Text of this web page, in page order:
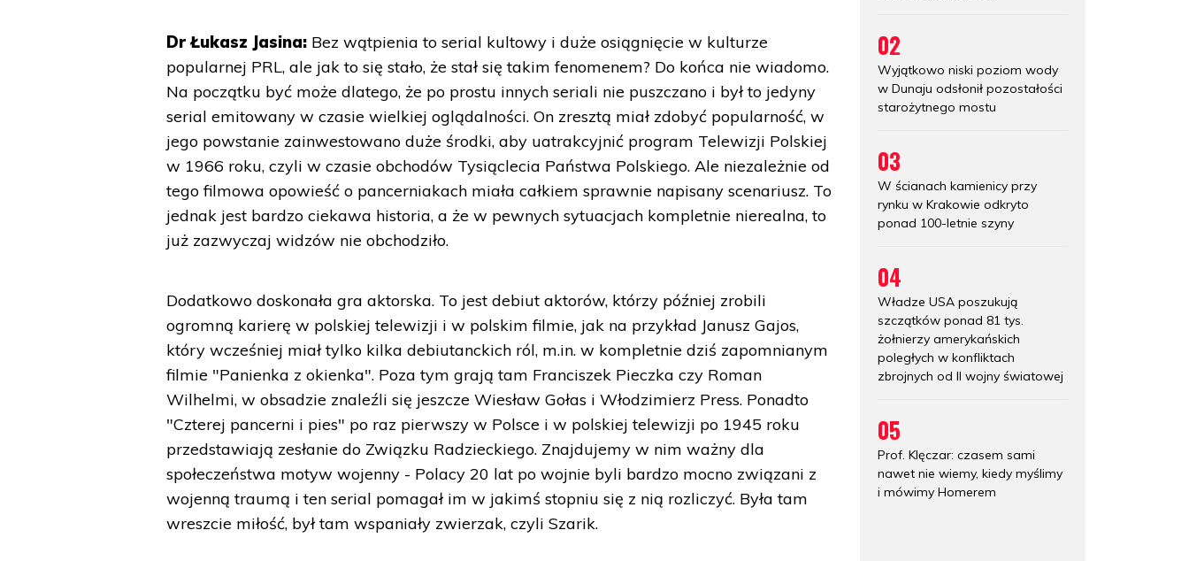
Dr Łukasz Jasina: Bez wątpienia to serial kultowy i duże osiągnięcie w kulturze
popularnej PRL, ale jak to się stało, że stał się takim fenomenem? Do końca nie wiadomo.
Na początku być może dlatego, że po prostu innych seriali nie puszczano i był to jedyny
serial emitowany w czasie wielkiej oglądalności. On zresztą miał zdobyć popularność, w
jego powstanie zainwestowano duże środki, aby uatrakcyjnić program Telewizji Polskiej
w 1966 roku, czyli w czasie obchodów Tysiąclecia Państwa Polskiego. Ale niezależnie od
tego filmowa opowieść o pancerniakach miała całkiem sprawnie napisany scenariusz. To
jednak jest bardzo ciekawa historia, a że w pewnych sytuacjach kompletnie nierealna, to
już zazwyczaj widzów nie obchodziło.
Dodatkowo doskonała gra aktorska. To jest debiut aktorów, którzy później zrobili
ogromną karierę w polskiej telewizji i w polskim filmie, jak na przykład Janusz Gajos,
który wcześniej miał tylko kilka debiutanckich ról, m.in. w kompletnie dziś zapomnianym
filmie "Panienka z okienka". Poza tym grają tam Franciszek Pieczka czy Roman
Wilhelmi, w obsadzie znaleźli się jeszcze Wiesław Gołas i Włodzimierz Press. Ponadto
"Czterej pancerni i pies" po raz pierwszy w Polsce i w polskiej telewizji po 1945 roku
przedstawiają zesłanie do Związku Radzieckiego. Znajdujemy w nim ważny dla
społeczeństwa motyw wojenny - Polacy 20 lat po wojnie byli bardzo mocno związani z
wojenną traumą i ten serial pomagał im w jakimś stopniu się z nią rozliczyć. Była tam
wreszcie miłość, był tam wspaniały zwierzak, czyli Szarik.
02
Wyjątkowo niski poziom wody
w Dunaju odsłonił pozostałości
starożytnego mostu
03
W ścianach kamienicy przy
rynku w Krakowie odkryto
ponad 100-letnie szyny
04
Władze USA poszukują
szczątków ponad 81 tys.
żołnierzy amerykańskich
poległych w konfliktach
zbrojnych od II wojny światowej
05
Prof. Klęczar: czasem sami
nawet nie wiemy, kiedy myślimy
i mówimy Homerem